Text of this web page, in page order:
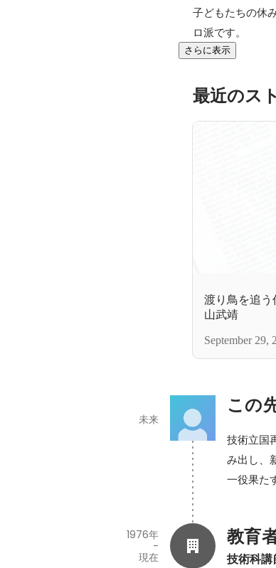
子どもたちの休
ロ派です。
さらに表示
最近のス
渡り鳥を追う
山武靖
September 29,
この
未来
技術立国
み出し、
一役果た
教育
技術科講
1976年
-
現在